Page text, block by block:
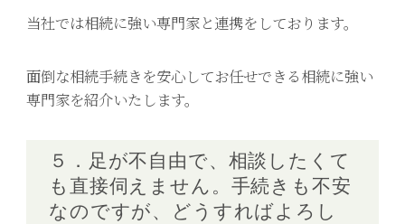
当社では相続に強い専門家と連携をしております。
面倒な相続手続きを安心してお任せできる相続に強い
専門家を紹介いたします。
５．足が不自由で、相談したくて
も直接伺えません。手続きも不安
なのですが、どうすればよろし